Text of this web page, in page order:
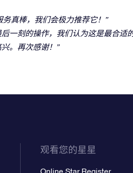
真棒，我们会极力推荐它！”
一刻的操作，我们认为这是最合适
。再次感谢！”
观看您的星星
Online Star Register